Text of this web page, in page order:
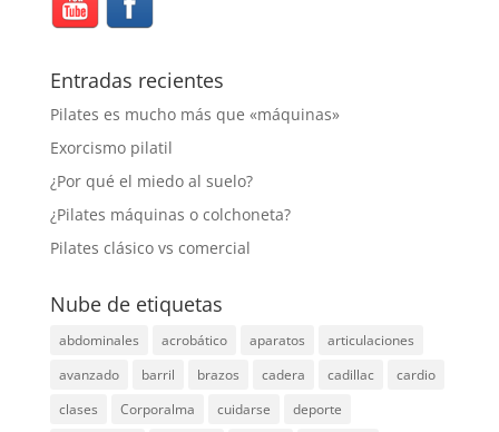
Entradas recientes
Pilates es mucho más que «máquinas»
Exorcismo pilatil
¿Por qué el miedo al suelo?
¿Pilates máquinas o colchoneta?
Pilates clásico vs comercial
Nube de etiquetas
abdominales acrobático aparatos
articulaciones
avanzado
barril brazos cadera cadillac
cardio
clases
Corporalma cuidarse
deporte